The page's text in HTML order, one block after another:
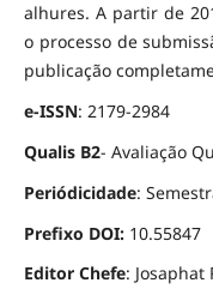
alhures. A partir de
o processo de
publicação
e-ISSN: 2179-2984
Qualis B2- Avaliação
Periódicidade:
Prefixo DOI:10.55847
Editor Chefe: Josaphat